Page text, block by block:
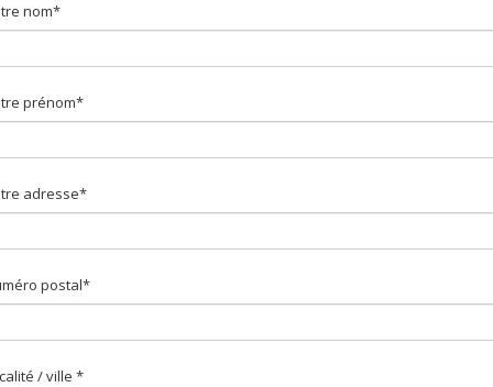
nom*
prénom*
adresse*
postal*
/ ville *